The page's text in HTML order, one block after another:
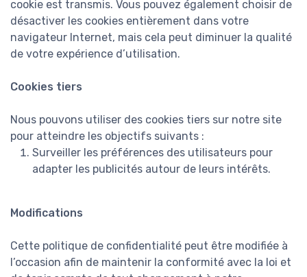
cookie est transmis. Vous pouvez également choisir de
désactiver les cookies entièrement dans votre
navigateur Internet, mais cela peut diminuer la qualité
de votre expérience d’utilisation.
Cookies tiers
Nous pouvons utiliser des cookies tiers sur notre site
pour atteindre les objectifs suivants :
Surveiller les préférences des utilisateurs pour
adapter les publicités autour de leurs intérêts.
Modifications
Cette politique de confidentialité peut être modifiée à
l’occasion afin de maintenir la conformité avec la loi et